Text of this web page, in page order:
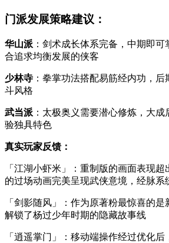
门派发展策略建议：
华山派 ：剑术成长体系完备，中期即
合追求均衡发展的侠客
少林寺 ：拳掌功法搭配易筋经内功，
斗风格
武当派 ：太极奥义需要潜心修炼，大
验独具特色
真实玩家反馈：
「江湖小虾米」：重制版的画面表现
的过场动画完美呈现武侠意境，经脉系
「剑影随风」：作为原著粉最惊喜的
解锁了杨过少年时期的隐藏故事线
「逍遥掌门」：移动端操作经过优化